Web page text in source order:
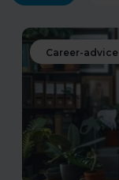
Career-advice